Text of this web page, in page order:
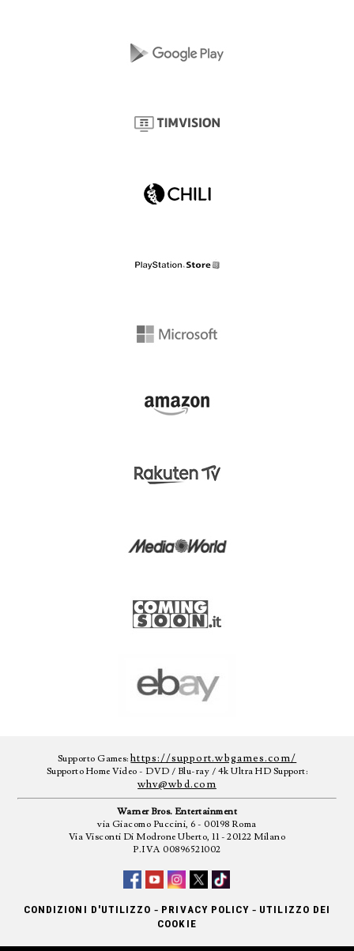
Supporto Games:https://support.wbgames.com/
Supporto Home Video - DVD / Blu-ray / 4k Ultra HD Support:
whv@wbd.com
Warner Bros. Entertainment
via Giacomo Puccini, 6 - 00198 Roma
Via Visconti Di Modrone Uberto, 11 - 20122 Milano
P.IVA 00896521002
CONDIZIONI D'UTILIZZO - PRIVACY POLICY - UTILIZZO DEI
COOKIE